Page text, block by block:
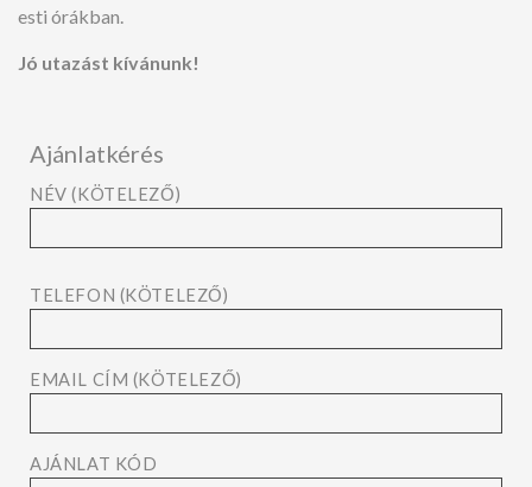
esti órákban.
Jó utazást kívánunk!
Ajánlatkérés
NÉV (KÖTELEZŐ)
TELEFON (KÖTELEZŐ)
EMAIL CÍM (KÖTELEZŐ)
AJÁNLAT KÓD